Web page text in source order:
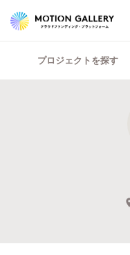
プロジェクトを探す